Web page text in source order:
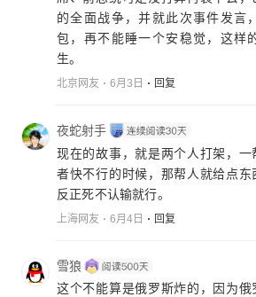
的全面战争，并就此次事件发言
包，再不能睡一个安稳觉，这样
生。
北京网友 6月3日 回复
夜蛇射手
现在的故事，就是两个人打架，一
者快不行的时候，那帮人就给点东
反正死不认输就行。
上海网友 6月4日 回复
雪狼
这个不能算是俄罗斯炸的，因为俄